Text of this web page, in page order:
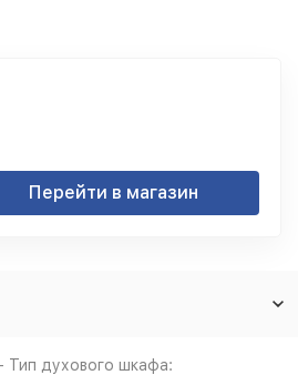
Перейти в магазин
Тип духового шкафа: